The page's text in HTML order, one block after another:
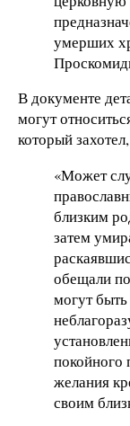
умерших
В документе
могут
который
«Может
близким
затем
обещали
могут
покойного
желания
своим